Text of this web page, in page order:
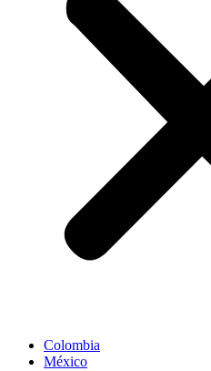
Colombia
México